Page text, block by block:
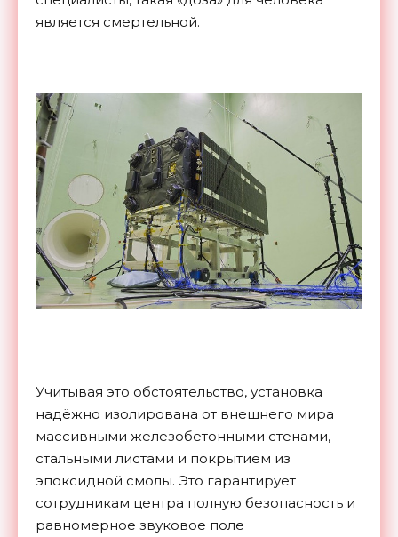
является смертельной.
Учитывая это обстоятельство, установка
надёжно изолирована от внешнего мира
массивными железобетонными стенами,
стальными листами и покрытием из
эпоксидной смолы. Это гарантирует
сотрудникам центра полную безопасность и
равномерное звуковое поле